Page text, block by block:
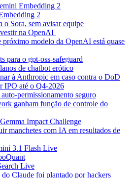
Embedding 2
2
o Sora, sem avisar equipe
na OpenAI
próximo modelo da OpenAI está quase
para o gpt-oss-safeguard
de chatbot erótico
à Anthropic em caso contra o DoD
IPO até o Q4-2026
permissionamento seguro
ganham função de controle do
Impact Challenge
manchetes com IA em resultados de
3.1 Flash Live
Live
Claude foi plantado por hackers